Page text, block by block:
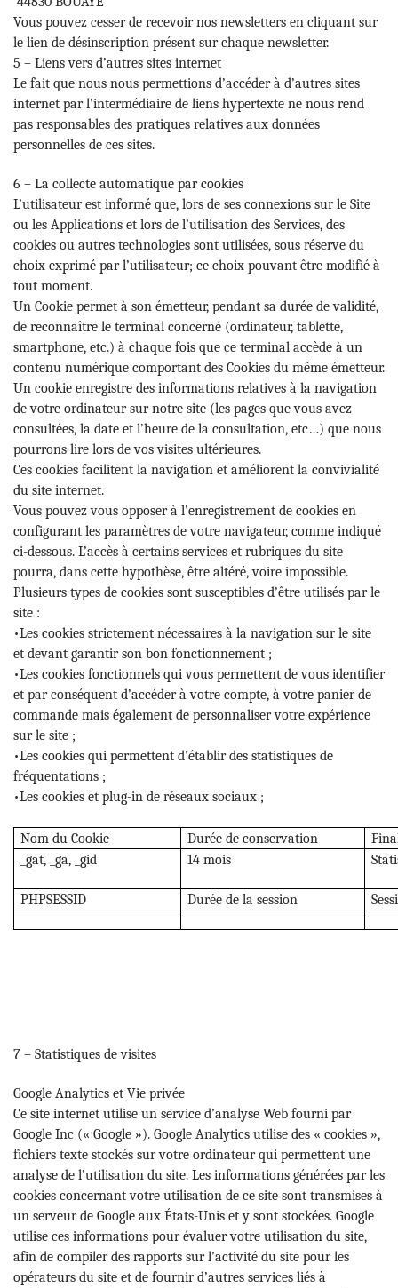
Vous pouvez cesser de recevoir nos newsletters en cliquant sur
le lien de désinscription présent sur chaque newsletter.
5 – Liens vers d’autres sites internet
Le fait que nous nous permettions d’accéder à d’autres sites
internet par l’intermédiaire de liens hypertexte ne nous rend
pas responsables des pratiques relatives aux données
personnelles de ces sites.
6 – La collecte automatique par cookies
L’utilisateur est informé que, lors de ses connexions sur le Site
ou les Applications et lors de l’utilisation des Services, des
cookies ou autres technologies sont utilisées, sous réserve du
choix exprimé par l’utilisateur; ce choix pouvant être modifié à
tout moment.
Un Cookie permet à son émetteur, pendant sa durée de validité,
de reconnaître le terminal concerné (ordinateur, tablette,
smartphone, etc.) à chaque fois que ce terminal accède à un
contenu numérique comportant des Cookies du même émetteur.
Un cookie enregistre des informations relatives à la navigation
de votre ordinateur sur notre site (les pages que vous avez
consultées, la date et l’heure de la consultation, etc…) que nous
pourrons lire lors de vos visites ultérieures.
Ces cookies facilitent la navigation et améliorent la convivialité
du site internet.
Vous pouvez vous opposer à l’enregistrement de cookies en
configurant les paramètres de votre navigateur, comme indiqué
ci-dessous. L’accès à certains services et rubriques du site
pourra, dans cette hypothèse, être altéré, voire impossible.
Plusieurs types de cookies sont susceptibles d’être utilisés par le
site :
•Les cookies strictement nécessaires à la navigation sur le site
et devant garantir son bon fonctionnement ;
•Les cookies fonctionnels qui vous permettent de vous identifier
et par conséquent d’accéder à votre compte, à votre panier de
commande mais également de personnaliser votre expérience
sur le site ;
•Les cookies qui permettent d’établir des statistiques de
fréquentations ;
•Les cookies et plug-in de réseaux sociaux ;
Nom du Cookie Durée de conservation
_gat, _ga, _gid
14 mois
PHPSESSID Durée de la session
7 – Statistiques de visites
Google Analytics et Vie privée
Ce site internet utilise un service d’analyse Web fourni par
Google Inc (« Google »). Google Analytics utilise des « cookies »,
fichiers texte stockés sur votre ordinateur qui permettent une
analyse de l’utilisation du site. Les informations générées par les
cookies concernant votre utilisation de ce site sont transmises à
un serveur de Google aux États-Unis et y sont stockées. Google
utilise ces informations pour évaluer votre utilisation du site,
afin de compiler des rapports sur l’activité du site pour les
opérateurs du site et de fournir d’autres services liés à